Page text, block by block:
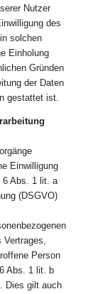
Nutzer
des
solchen
Einholung
Gründen
der Daten
gestattet ist.
Einwilligung
6 Abs. 1 lit. a
(DSGVO)
Vertrages,
Person
Abs. 1 lit. b
Dies gilt auch